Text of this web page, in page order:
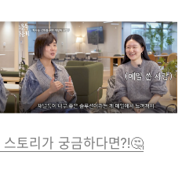
토리가 궁금하다면?!🤔